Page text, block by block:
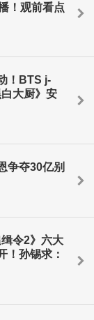
！观前看点
！BTS j-
大厨》安
争夺30亿别
令2》六大
！孙锡求：